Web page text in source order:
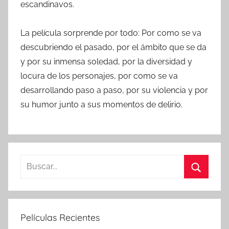
escandinavos.
La película sorprende por todo: Por como se va
descubriendo el pasado, por el ámbito que se da
y por su inmensa soledad, por la diversidad y
locura de los personajes, por como se va
desarrollando paso a paso, por su violencia y por
su humor junto a sus momentos de delirio.
s
a
u
Películas Recientes